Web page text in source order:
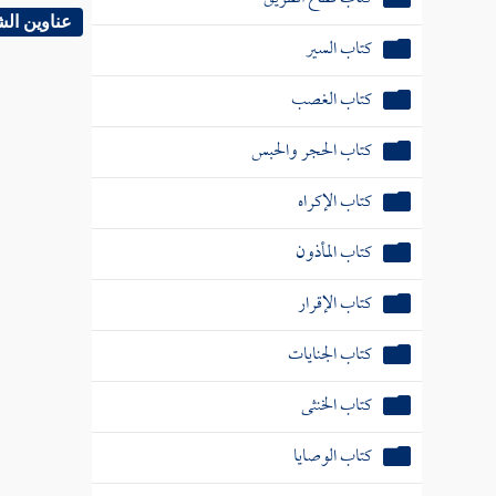
كتاب السير
كتاب الغصب
كتاب الحجر والحبس
كتاب الإكراه
كتاب المأذون
كتاب الإقرار
كتاب الجنايات
كتاب الخنثى
كتاب الوصايا
عناوين